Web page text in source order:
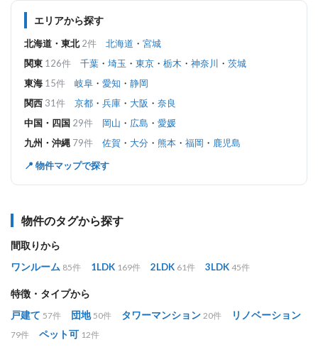
エリアから探す
北海道・東北 2件 北海道 ・ 宮城
関東 126件 千葉 ・ 埼玉 ・ 東京 ・ 栃木 ・ 神奈川 ・ 茨城
東海 15件 岐阜 ・ 愛知 ・ 静岡
関西 31件 京都 ・ 兵庫 ・ 大阪 ・ 奈良
中国・四国 29件 岡山 ・ 広島 ・ 愛媛
九州・沖縄 79件 佐賀 ・ 大分 ・ 熊本 ・ 福岡 ・ 鹿児島
📍 物件マップで探す
物件のタグから探す
間取りから
ワンルーム 85件 1LDK 169件 2LDK 61件 3LDK 45件
特徴・タイプから
戸建て 57件 団地 50件 タワーマンション 20件 リノベーション
79件 ペット可 12件